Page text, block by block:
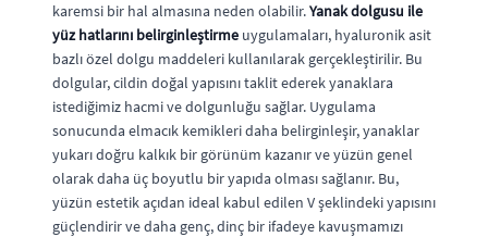
karemsi bir hal almasına neden olabilir.Yanak dolgusu ile
yüz hatlarını belirginleştirme uygulamaları, hyaluronik asit
bazlı özel dolgu maddeleri kullanılarak gerçekleştirilir. Bu
dolgular, cildin doğal yapısını taklit ederek yanaklara
istediğimiz hacmi ve dolgunluğu sağlar. Uygulama
sonucunda elmacık kemikleri daha belirginleşir, yanaklar
yukarı doğru kalkık bir görünüm kazanır ve yüzün genel
olarak daha üç boyutlu bir yapıda olması sağlanır. Bu,
yüzün estetik açıdan ideal kabul edilen V şeklindeki yapısını
güçlendirir ve daha genç, dinç bir ifadeye kavuşmamızı